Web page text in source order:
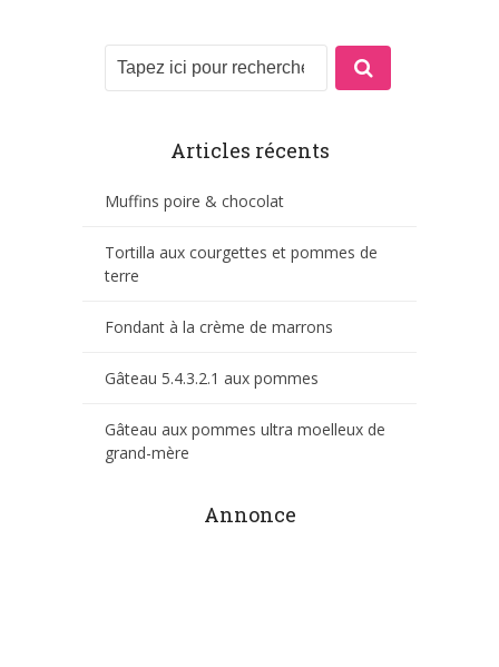
Articles récents
Muffins poire & chocolat
Tortilla aux courgettes et pommes de
terre
Fondant à la crème de marrons
Gâteau 5.4.3.2.1 aux pommes
Gâteau aux pommes ultra moelleux de
grand-mère
Annonce